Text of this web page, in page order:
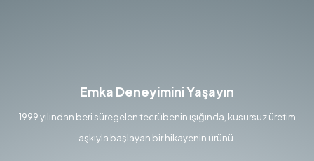
Emka Deneyimini Yaşayın
1999 yılından beri süregelen tecrübenin ışığında, kusursuz üretim
aşkıyla başlayan bir hikayenin ürünü.